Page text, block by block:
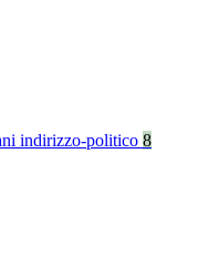
indirizzo-politico 8